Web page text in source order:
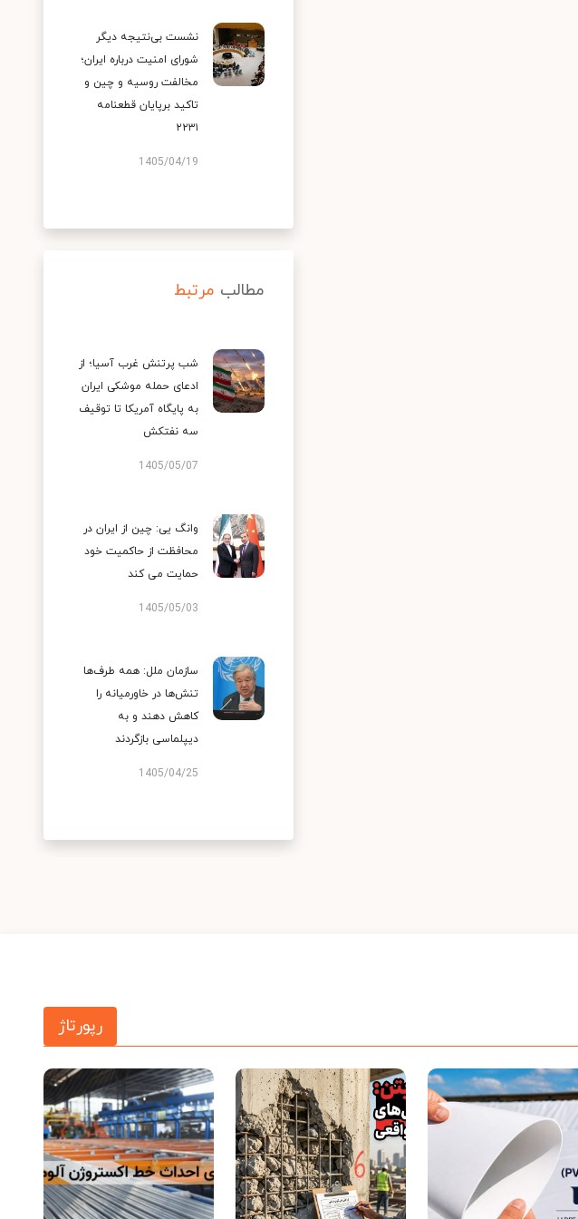
نشست بی‌نتیجه دیگر
شورای امنیت درباره ایران؛
مخالفت روسیه و چین و
تاکید برپایان قطعنامه
۲۲۳۱
1405/04/19
مطالب مرتبط
شب پرتنش غرب آسیا؛ از
ادعای حمله موشکی ایران
به پایگاه آمریکا تا توقیف
سه نفتکش
1405/05/07
وانگ یی: چین از ایران در
محافظت از حاکمیت خود
حمایت می کند
1405/05/03
سازمان ملل: همه طرف‌ها
تنش‌ها در خاورمیانه را
کاهش دهند و به
دیپلماسی بازگردند
1405/04/25
رپورتاژ